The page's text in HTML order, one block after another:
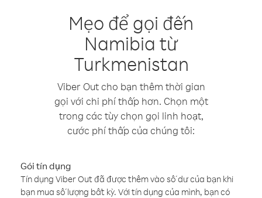
Mẹo để gọi đến
Namibia từ
Turkmenistan
Viber Out cho bạn thêm thời gian
gọi với chi phí thấp hơn. Chọn một
trong các tùy chọn gọi linh hoạt,
cước phí thấp của chúng tôi:
Gói tín dụng
Tín dụng Viber Out đã được thêm vào số dư của bạn khi
bạn mua số lượng bất kỳ. Với tín dụng của mình, bạn có